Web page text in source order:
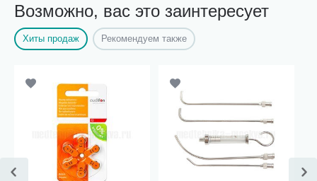
Возможно, вас это заинтересует
Хиты продаж Рекомендуем также